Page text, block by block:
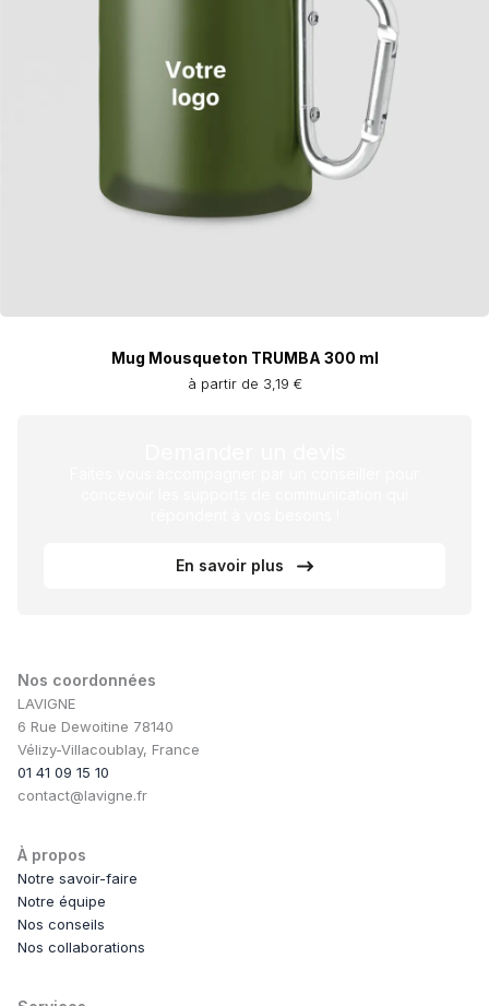
Mug Mousqueton TRUMBA 300 ml
à partir de 3,19 €
En savoir plus
Nos coordonnées
LAVIGNE
6 Rue Dewoitine 78140
Vélizy-Villacoublay, France
01 41 09 15 10
contact@lavigne.fr
À propos
Notre savoir-faire
Notre équipe
Nos conseils
Nos collaborations